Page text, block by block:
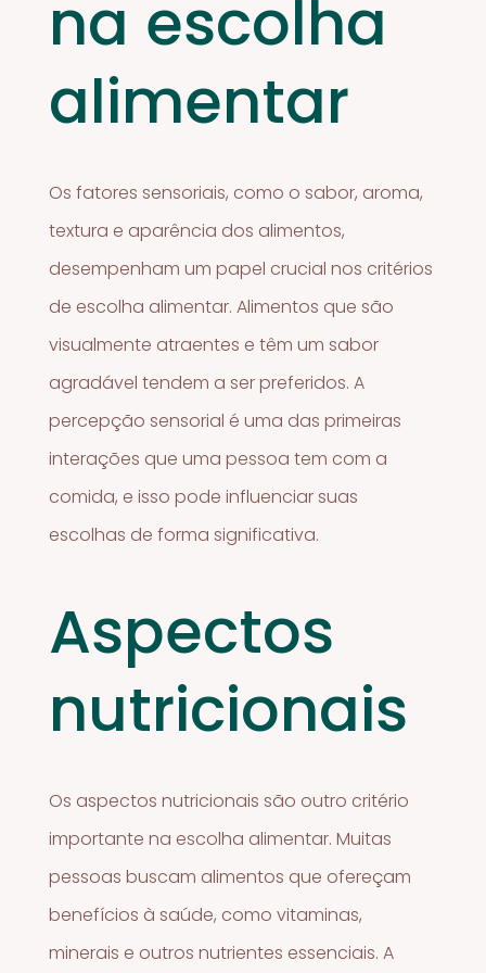
na escolha
alimentar
Os fatores sensoriais, como o sabor, aroma,
textura e aparência dos alimentos,
desempenham um papel crucial nos critérios
de escolha alimentar. Alimentos que são
visualmente atraentes e têm um sabor
agradável tendem a ser preferidos. A
percepção sensorial é uma das primeiras
interações que uma pessoa tem com a
comida, e isso pode influenciar suas
escolhas de forma significativa.
Aspectos
nutricionais
Os aspectos nutricionais são outro critério
importante na escolha alimentar. Muitas
pessoas buscam alimentos que ofereçam
benefícios à saúde, como vitaminas,
minerais e outros nutrientes essenciais. A